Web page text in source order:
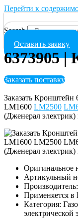
Перейти к
Search
Оставить заявку
6373905 |
Заказать поставку
Заказать Кронштейн
LM1600 LM2500
(Дженерал
Оригинальное
Артикульный
Применяется
Категория: